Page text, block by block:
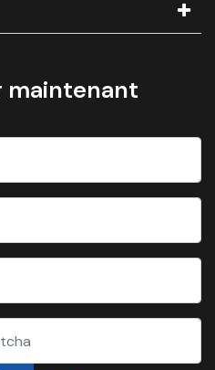
maintenant